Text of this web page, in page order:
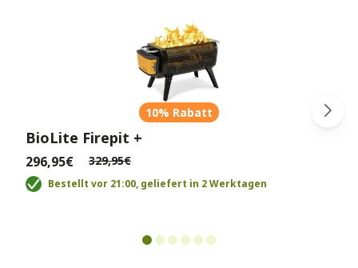
10% Rabatt
BioLite Firepit +
296,95€ 329,95€
Bestellt vor 21:00, geliefert in 2 Werktagen